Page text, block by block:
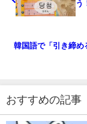
う
韓国語で「引き締め
おすすめの記事